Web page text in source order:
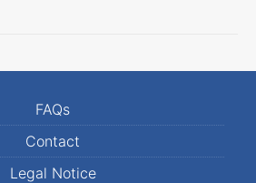
FAQs
Contact
Legal Notice